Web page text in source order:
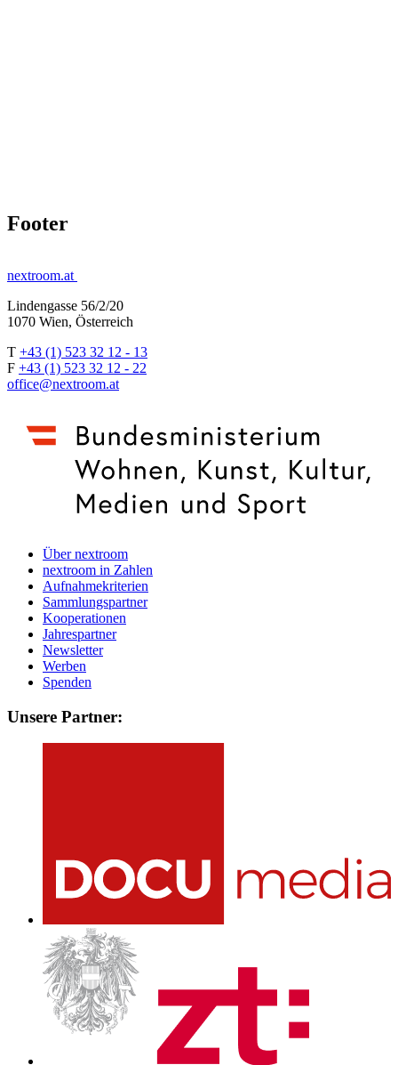
Footer
nextroom.at
Lindengasse 56/2/20
1070 Wien, Österreich
T +43 (1) 523 32 12 - 13
F +43 (1) 523 32 12 - 22
office@nextroom.at
Über nextroom
nextroom in Zahlen
Aufnahmekriterien
Sammlungspartner
Kooperationen
Jahrespartner
Newsletter
Werben
Spenden
Unsere Partner: